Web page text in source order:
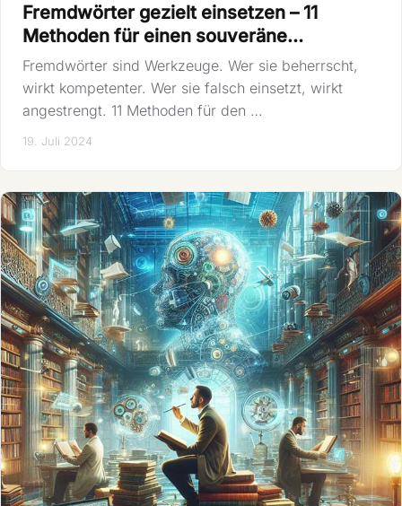
Fremdwörter gezielt einsetzen – 11
Methoden für einen souveräne…
Fremdwörter sind Werkzeuge. Wer sie beherrscht,
wirkt kompetenter. Wer sie falsch einsetzt, wirkt
angestrengt. 11 Methoden für den …
19. Juli 2024